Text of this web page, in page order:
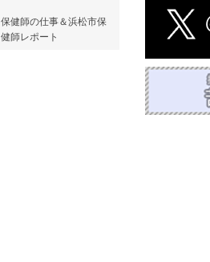
保健師の仕事＆浜松市保
健師レポート